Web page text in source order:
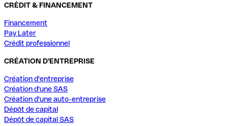
CRÈDIT & FINANCEMENT
Financement
Pay Later
Crédit professionnel
CRÉATION D'ENTREPRISE
Création d'entreprise
Création d'une SAS
Création d'une auto-entreprise
Dépôt de capital
Dépôt de capital SAS